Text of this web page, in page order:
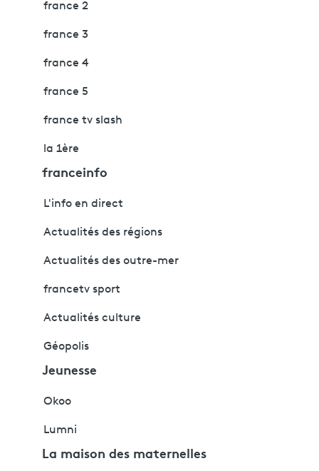
france 2
france 3
france 4
france 5
france tv slash
la 1ère
franceinfo
L'info en direct
Actualités des régions
Actualités des outre-mer
francetv sport
Actualités culture
Géopolis
Jeunesse
Okoo
Lumni
La maison des maternelles